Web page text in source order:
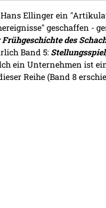
Hans Ellinger ein
geschaffen -
des
Band 5: Stellungsspiel
ein Unternehmen ist
Reihe (Band 8